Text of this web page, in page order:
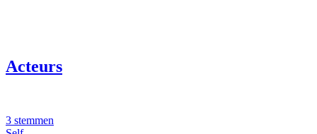
Acteurs
3 stemmen